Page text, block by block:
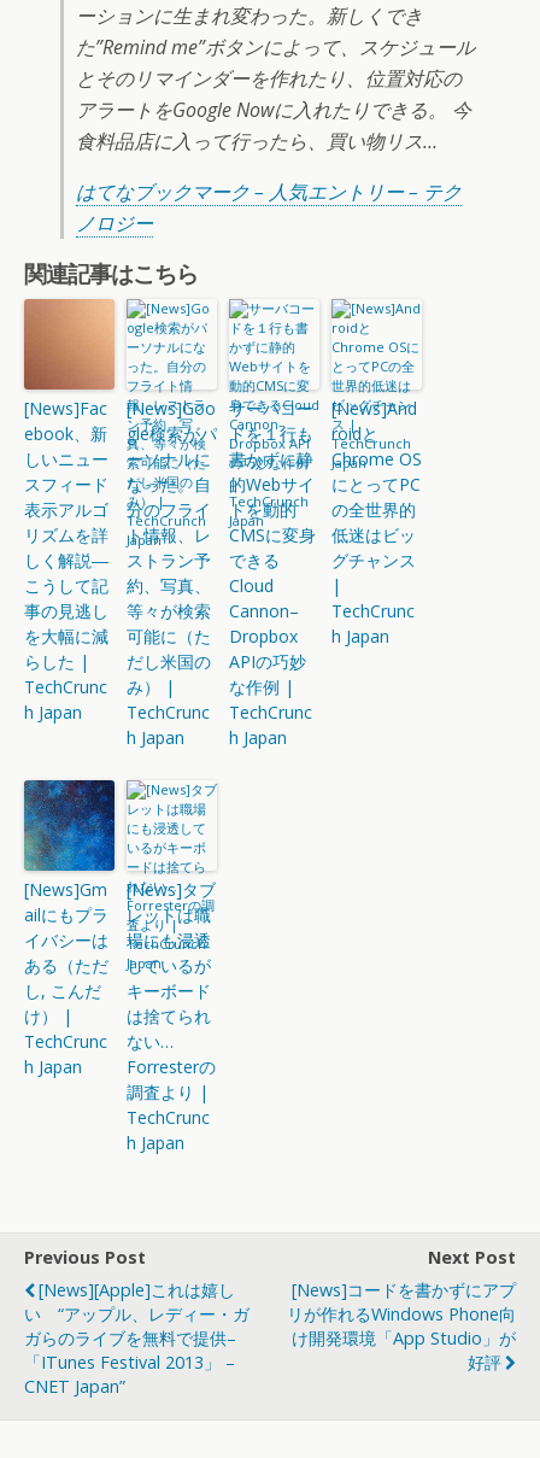
ーションに生まれ変わった。新しくでき
た”Remind me”ボタンによって、スケジュール
とそのリマインダーを作れたり、位置対応の
アラートをGoogle Nowに入れたりできる。 今
食料品店に入って行ったら、買い物リス…
はてなブックマーク – 人気エントリー – テク
ノロジー
関連記事はこちら
[News]Fac
ebook、新
しいニュー
スフィード
表示アルゴ
リズムを詳
しく解説―
こうして記
事の見逃し
を大幅に減
らした |
TechCrunc
h Japan
[News]Goo
gle検索がパ
ーソナルに
なった。自
分のフライ
ト情報、レ
ストラン予
約、写真、
等々が検索
可能に（た
だし米国の
み） |
TechCrunc
h Japan
サーバコー
ドを１行も
書かずに静
的Webサイ
トを動的
CMSに変身
できる
Cloud
Cannon–
Dropbox
APIの巧妙
な作例 |
TechCrunc
h Japan
[News]And
roidと
Chrome OS
にとってPC
の全世界的
低迷はビッ
グチャンス
|
TechCrunc
h Japan
[News]Gm
ailにもプラ
イバシーは
ある（ただ
し, こんだ
け） |
TechCrunc
h Japan
[News]タブ
レットは職
場にも浸透
しているが
キーボード
は捨てられ
ない…
Forresterの
調査より |
TechCrunc
h Japan
Previous Post
[News][Apple]これは嬉し
い “アップル、レディー・ガ
ガらのライブを無料で提供–
「iTunes Festival 2013」 –
CNET Japan”
Next Post
[News]コードを書かずにアプ
リが作れるWindows Phone向
け開発環境「App Studio」が
好評